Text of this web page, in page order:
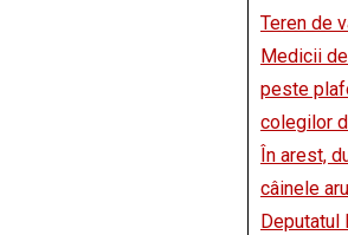
Teren de
Medicii
peste
colegilor
În arest,
câinele
Deputatul